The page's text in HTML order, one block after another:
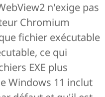
n'exige pas
Chromium
fichier exécutable
ce qui
EXE plus
Windows 11 inclut